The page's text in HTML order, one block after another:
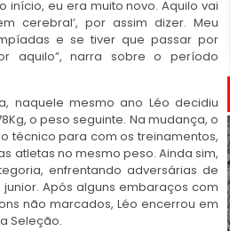
início, eu era muito novo. Aquilo vai
cerebral’, por assim dizer. Meu
e se tiver que passar por
aquilo”, narra sobre o período
naquele mesmo ano Léo decidiu
o peso seguinte. Na mudança, o
técnico para com os treinamentos,
atletas no mesmo peso. Ainda sim,
enfrentando adversárias de
Após alguns embaraços com
não marcados, Léo encerrou em
Seleção.